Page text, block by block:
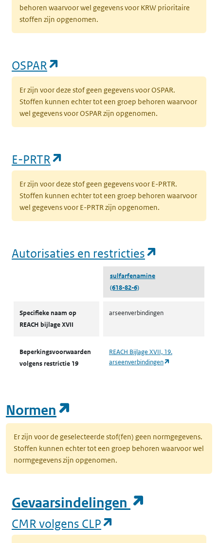
behoren waarvoor wel gegevens voor KRW prioritaire
stoffen zijn opgenomen.
OSPAR
Er zijn voor deze stof geen gegevens voor OSPAR.
Stoffen kunnen echter tot een groep behoren waarvoor
wel gegevens voor OSPAR zijn opgenomen.
E-PRTR
Er zijn voor deze stof geen gegevens voor E-PRTR.
Stoffen kunnen echter tot een groep behoren waarvoor
wel gegevens voor E-PRTR zijn opgenomen.
Autorisaties en restricties
sulfarfenamine
(618-82-6)
Specifieke naam op
REACH bijlage XVII
arseenverbindingen
Beperkingsvoorwaarden
volgens restrictie 19
REACH Bijlage XVII, 19.
arseenverbindingen
Normen
Er zijn voor de geselecteerde stof(fen) geen normgegevens.
Stoffen kunnen echter tot een groep behoren waarvoor wel
normgegevens zijn opgenomen.
Gevaarsindelingen
CMR volgens CLP